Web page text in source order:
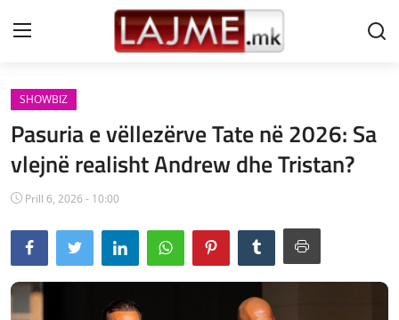
Shtëpi
LAJME MAQEDONI
SHQIPERI
KOSOVA
LAJME NGA BOTA
SHOWBIZ
SHOWBIZ
Pasuria e vëllezërve Tate në 2026: Sa
vlejnë realisht Andrew dhe Tristan?
Prill 6, 2026 - 10:00